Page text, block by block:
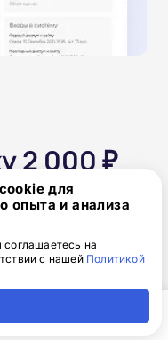
2 000 ₽
скидка: 2 000 ₽
для
опыта и анализа
соглашаетесь на
с нашей Политикой